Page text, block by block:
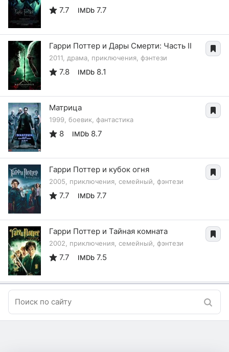
7.7 IMDb 7.7
Гарри Поттер и Дары Смерти: Часть II
2011, драма, приключения, фэнтези
7.8 IMDb 8.1
Матрица
1999, боевик, фантастика
8 IMDb 8.7
Гарри Поттер и кубок огня
2005, приключения, семейный, фэнтези
7.7 IMDb 7.7
Гарри Поттер и Тайная комната
2002, приключения, семейный, фэнтези
7.7 IMDb 7.5